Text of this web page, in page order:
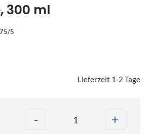
300 ml
5
Lieferzeit 1-2 Tage
- +